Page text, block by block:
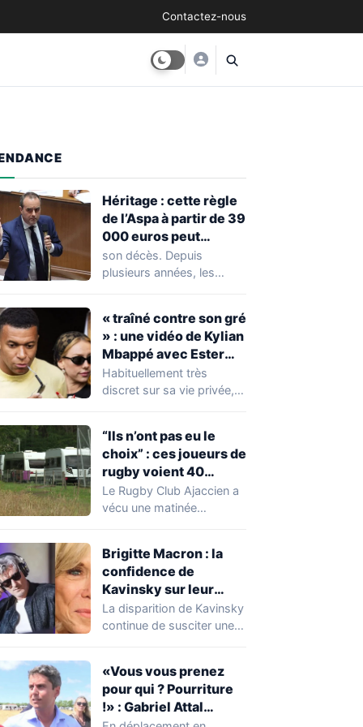
Contactez-nous
Héritage : cette règle
de l’Aspa à partir de 39
000 euros peut
réserver une
mauvaise surprise à
son décès. Depuis
plusieurs années, les
concernant le seuil…
« traîné contre son gré
» : une vidéo de Kylian
Mbappé avec Ester
Expósito en Italie agite
la toile
Habituellement très
discret sur sa vie privée,
“Ils n’ont pas eu le
choix” : ces joueurs de
rugby voient 40
caravanes de gens du
voyage s’installer
heure
Le Rugby Club Ajaccien a
vécu une matinée
découverte d'une…
Brigitte Macron : la
confidence de
Kavinsky sur leur
relation
La disparition de Kavinsky
continue de susciter une
«Vous vous prenez
pour qui ? Pourriture
!» : Gabriel Attal